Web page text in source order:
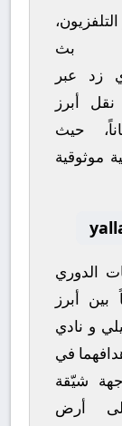
بث
زد عبر
أبرز
حيث
موثوقية
الدوري
أبرز
و نادي
في
شيّقة
أرض